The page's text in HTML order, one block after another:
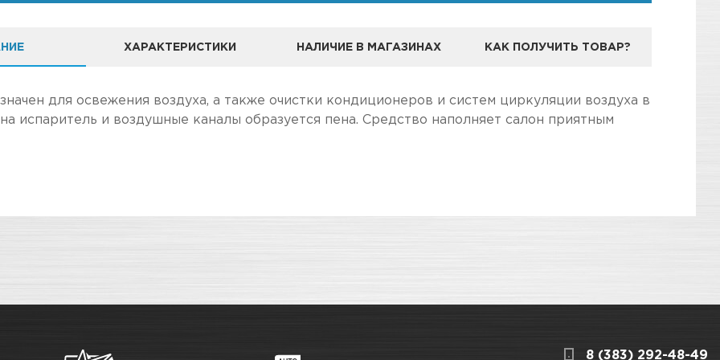
ХАРАКТЕРИСТИКИ НАЛИЧИЕ В МАГАЗИНАХ КАК ПОЛУЧИТЬ ТОВАР?
УДАЧИ" ЯВЛЯЕТСЯ ОФИЦИАЛЬНЫМ ДИЛЕРОМ БРЕНДА PRESTO
для освежения воздуха, а также очистки кондиционеров и систем циркуляции воздуха в
испаритель и воздушные каналы образуется пена. Средство наполняет салон приятным
чем в розничном.
8 (383) 292-48-49